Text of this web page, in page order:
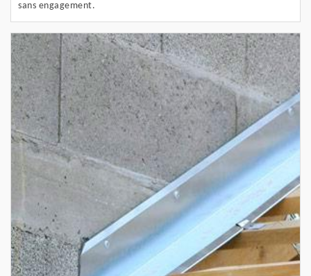
sans engagement.